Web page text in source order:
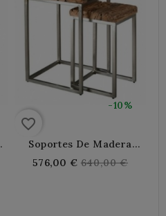
-10%
favorite_border
Soportes De Madera
Maciza Y Acero Cepillado
576,00 € Regular
640,00 €